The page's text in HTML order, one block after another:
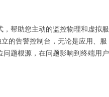
帮助您主动的监控物理和虚拟服
的告警控制台，无论是应用、服
题根源，在问题影响到终端用户